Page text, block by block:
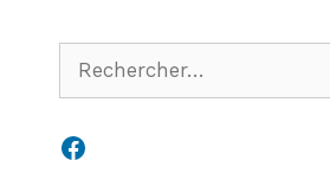
Facebook